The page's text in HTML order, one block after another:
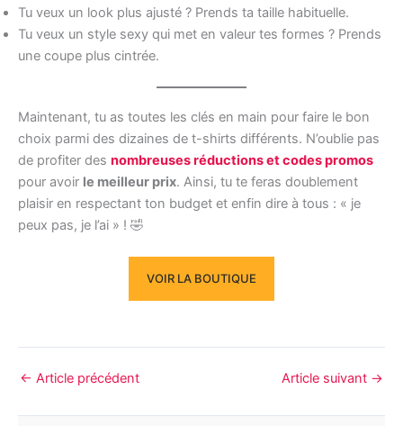
Tu veux un look plus ajusté ? Prends ta taille habituelle.
Tu veux un style sexy qui met en valeur tes formes ? Prends
une coupe plus cintrée.
Maintenant, tu as toutes les clés en main pour faire le bon
choix parmi des dizaines de t-shirts différents. N’oublie pas
de profiter des nombreuses réductions et codes promos
pour avoir le meilleur prix. Ainsi, tu te feras doublement
plaisir en respectant ton budget et enfin dire à tous : « je
peux pas, je l’ai » ! 🤣
VOIR LA BOUTIQUE
← Article précédent Article suivant →